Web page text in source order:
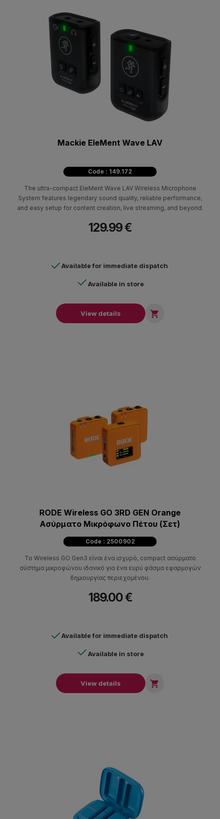
Mackie EleMent Wave LAV
Code : 149.172
The ultra-compact EleMent Wave LAV Wireless Microphone
System features legendary sound quality, reliable performance,
and easy setup for content creation, live streaming, and beyond.
129.99 €
Available for immediate dispatch
Available in store
View details 
RODE Wireless GO 3RD GEN Orange
Ασύρματο Μικρόφωνο Πέτου (Σετ)
Code : 2500902
Το Wireless GO Gen3 είναι ένα ισχυρό, compact ασύρματο
σύστημα μικροφώνου ιδανικό για ένα ευρύ φάσμα εφαρμογών
δημιουργίας περιεχομένου.
189.00 €
Available for immediate dispatch
Available in store
View details 